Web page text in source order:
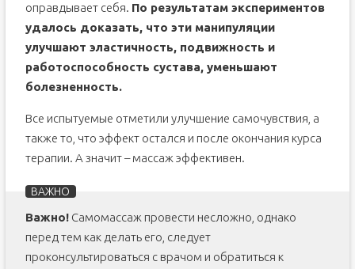
оправдывает себя. По результатам экспериментов
удалось доказать, что эти манипуляции
улучшают эластичность, подвижность и
работоспособность сустава, уменьшают
болезненность.
Все испытуемые отметили улучшение самочувствия, а
также то, что эффект остался и после окончания курса
терапии. А значит – массаж эффективен.
Важно!Самомассаж провести несложно, однако
перед тем как делать его, следует
проконсультироваться с врачом и обратиться к